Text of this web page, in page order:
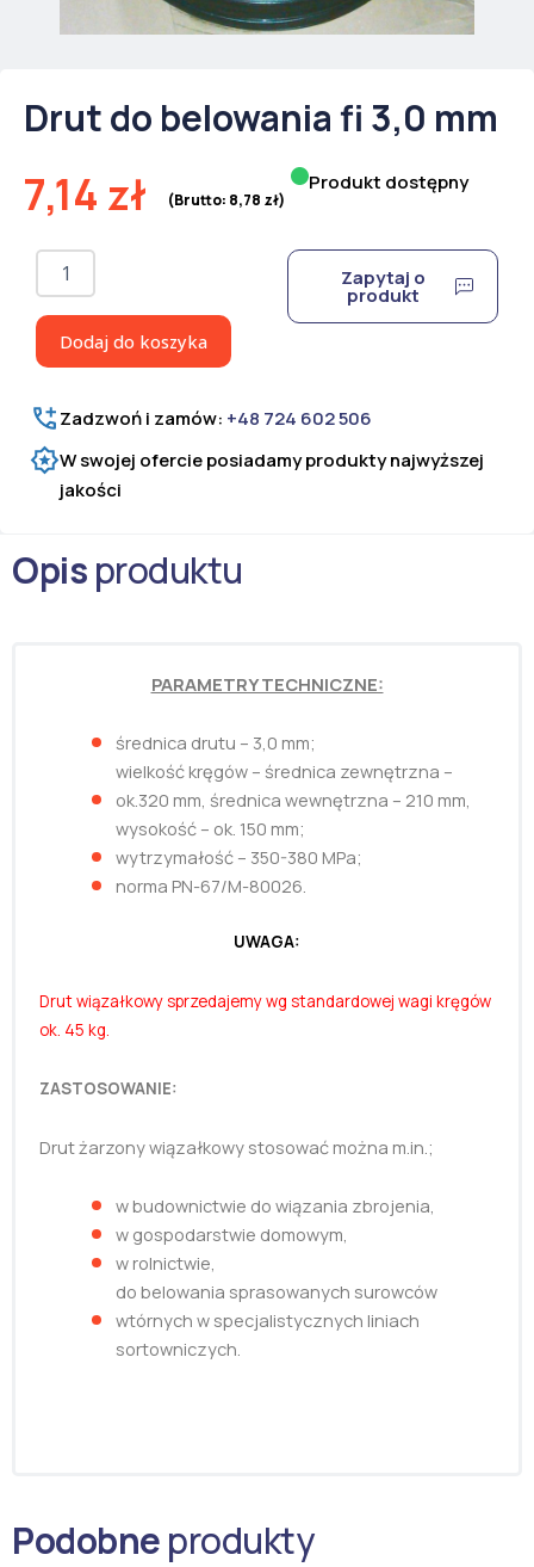
Drut do belowania fi 3,0 mm
7,14 zł (Brutto: 8,78 zł)
Produkt dostępny
ilość
Drut
belowania
fi
mm
Dodaj do koszyka
Zapytaj o
produkt
Zadzwoń i zamów: +48 724 602 506
W swojej ofercie posiadamy produkty najwyższej
jakości
Opisproduktu
PARAMETRY TECHNICZNE:
średnica drutu – 3,0 mm;
wielkość kręgów – średnica zewnętrzna –
ok.320 mm, średnica wewnętrzna – 210 mm,
wysokość – ok. 150 mm;
wytrzymałość – 350-380 MPa;
norma PN-67/M-80026.
UWAGA:
Drut wiązałkowy sprzedajemy wg standardowej wagi kręgów
ok. 45 kg.
ZASTOSOWANIE:
Drut żarzony wiązałkowy stosować można m.in.;
w budownictwie do wiązania zbrojenia,
w gospodarstwie domowym,
w rolnictwie,
do belowania sprasowanych surowców
wtórnych w specjalistycznych liniach
sortowniczych.
Podobneprodukty